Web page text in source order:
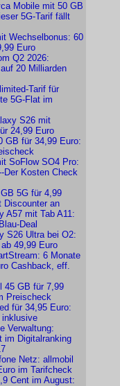
Mobile mit 50 GB
5G-Tarif fällt
Wechselbonus: 60
Euro
Q2 2026:
20 Milliarden
Tarif für
5G-Flat im
S26 mit
24,99 Euro
GB für 34,99 Euro:
SoFlow SO4 Pro:
Der Kosten Check
5G für 4,99
Discounter an
A57 mit Tab A11:
Deal
S26 Ultra bei O2:
49,99 Euro
6 Monate
Cashback, eff.
45 GB für 7,99
Preischeck
für 34,95 Euro:
inklusive
Verwaltung:
im Digitalranking
Netz: allmobil
im Tarifcheck
Cent im August: